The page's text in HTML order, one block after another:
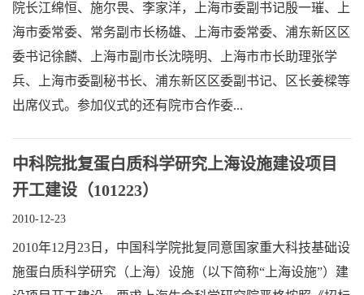
院长江绵恒、施尔畏、李家洋，上海市委副书记殷一璀、上
海市委常委、常务副市长杨雄、上海市委常委、浦东新区区
委书记徐麟、上海市副市长沈晓明、上海市市长助理张学
兵、上海市委副秘书长、浦东新区区委副书记、区长姜樑等
出席仪式。参加仪式的还有院市合作委...
中科院批复蛋白质科学研究上海设施建设项目
开工建设（101223）
2010-12-23
2010年12月23日，中国科学院批复同意国家重大科技基础设
施蛋白质科学研究（上海）设施（以下简称“上海设施”）建